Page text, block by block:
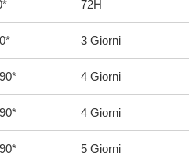
72H
3 Giorni
4 Giorni
4 Giorni
5 Giorni